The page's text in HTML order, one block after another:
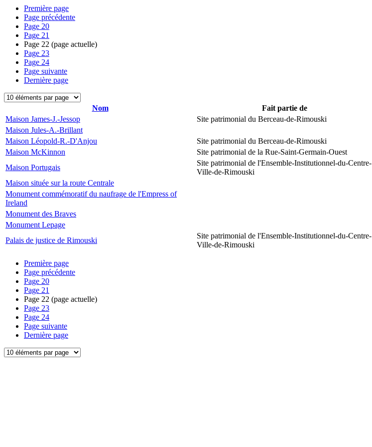
Première page
Page précédente
Page 20
Page 21
Page 22 (page actuelle)
Page 23
Page 24
Page suivante
Dernière page
Nom Fait partie de
Maison James-J.-Jessop
Site patrimonial du Berceau-de-Rimouski
Maison Jules-A.-Brillant
Maison Léopold-R.-D'Anjou
Site patrimonial du Berceau-de-Rimouski
Maison McKinnon
Site patrimonial de la Rue-Saint-Germain-Ouest
Maison Portugais
Site patrimonial de l'Ensemble-Institutionnel-du-Centre-
Ville-de-Rimouski
Maison située sur la route Centrale
Monument commémoratif du naufrage de l'Empress of
Ireland
Monument des Braves
Monument Lepage
Palais de justice de Rimouski
Site patrimonial de l'Ensemble-Institutionnel-du-Centre-
Ville-de-Rimouski
Première page
Page précédente
Page 20
Page 21
Page 22 (page actuelle)
Page 23
Page 24
Page suivante
Dernière page